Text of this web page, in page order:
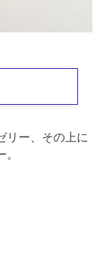
リー、その上に